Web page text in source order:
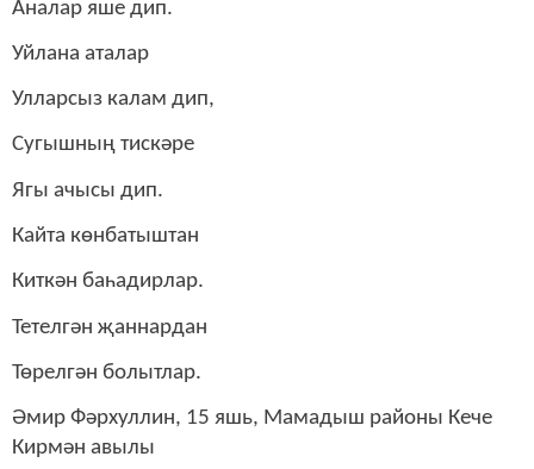
Аналар яше дип.
Уйлана аталар
Улларсыз калам дип,
Сугышның тискәре
Ягы ачысы дип.
Кайта көнбатыштан
Киткән баһадирлар.
Тетелгән җаннардан
Төрелгән болытлар.
Әмир Фәрхуллин, 15 яшь, Мамадыш районы Кече
Кирмән авылы